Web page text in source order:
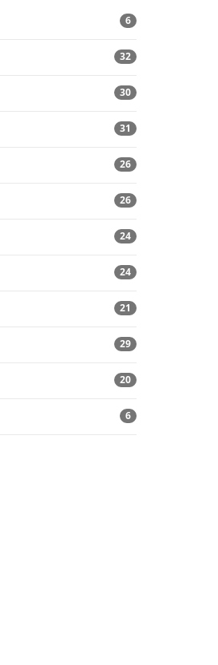
6
32
30
31
26
26
24
24
21
29
20
6